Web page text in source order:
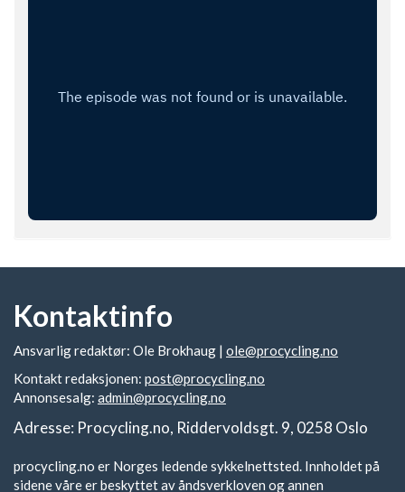
Kontaktinfo
Ansvarlig redaktør: Ole Brokhaug | ole@procycling.no
Kontakt redaksjonen: post@procycling.no
Annonsesalg: admin@procycling.no
Adresse: Procycling.no, Riddervoldsgt. 9, 0258 Oslo
procycling.no er Norges ledende sykkelnettsted. Innholdet på
sidene våre er beskyttet av åndsverkloven og annen